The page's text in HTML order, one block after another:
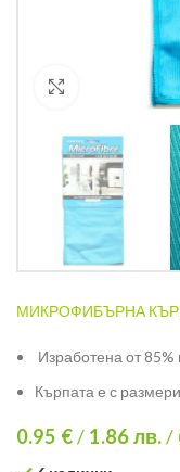
Кликнете за
МИКРОФИБЪРНА
Изработена от
Кърпата е с
0.95 €/ 1.86лв./